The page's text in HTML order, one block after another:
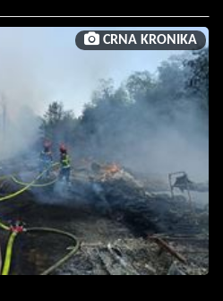
CRNA KRONIKA